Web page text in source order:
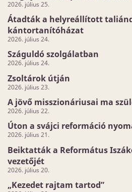
2026. július 25.
Átadták a helyreállított
kántortanítóházat
2026. július 24.
Száguldó szolgálatban
2026. július 24.
Zsoltárok útján
2026. július 23.
A jövő misszionáriusai ma
2026. július 22.
Úton a svájci reformáció
2026. július 21.
Beiktatták a Református
vezetőjét
2026. július 20.
„Kezedet rajtam tartod”